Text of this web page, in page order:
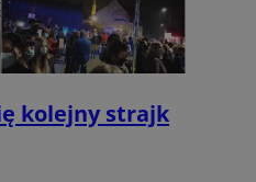
kolejny strajk